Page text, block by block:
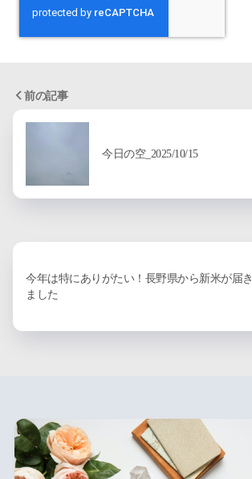
前の記事
今日の空_2025/10/15
今年は特にありがたい！長野県から新米が届き
ました